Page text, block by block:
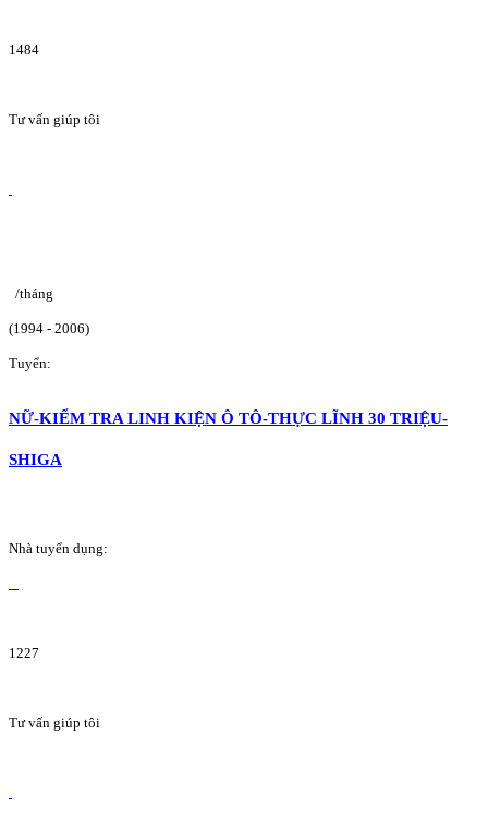
1484
Tư vấn giúp tôi
/tháng
(1994 - 2006)
Tuyển:
NỮ-KIỂM TRA LINH KIỆN Ô TÔ-THỰC LĨNH 30 TRIỆU-
SHIGA
Nhà tuyển dụng:
1227
Tư vấn giúp tôi